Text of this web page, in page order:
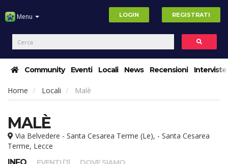
Menu LOGIN REGISTRATI
Community Eventi Locali News Recensioni Interviste
Home Locali Malè
MALÈ
Via Belvedere - Santa Cesarea Terme (Le), - Santa Cesarea
Terme, Lecce